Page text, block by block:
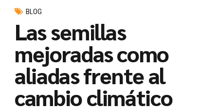
BLOG
Las semillas
mejoradas como
aliadas frente al
cambio climático